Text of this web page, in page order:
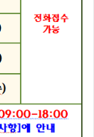
대책
략회